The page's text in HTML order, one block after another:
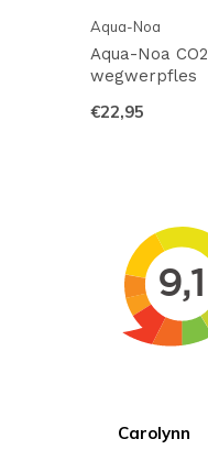
Aqua-Noa
Aqua-Noa CO2
wegwerpfles
€22,95
Carolynn